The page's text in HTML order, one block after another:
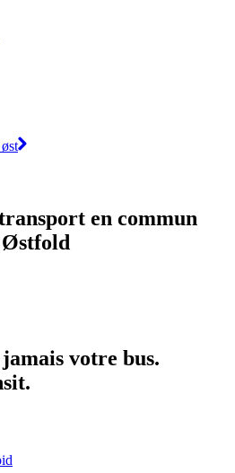
en commun
Østfold
votre bus.